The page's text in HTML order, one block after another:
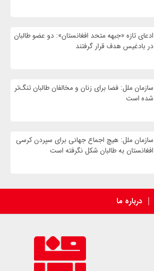
ادعای تازه «جبهه متحد افغانستان»: دو عضو طالبان
در بادغیس هدف قرار گرفتند
سازمان ملل: فضا برای زنان و مخالفان طالبان تنگ‌تر
شده است
سازمان ملل: هیچ اجماع جهانی برای سپردن کرسی
افغانستان به طالبان شکل نگرفته است
درباره ما